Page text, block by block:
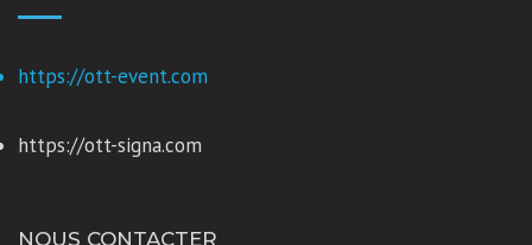
https://ott-event.com
https://ott-signa.com
NOUS CONTACTER